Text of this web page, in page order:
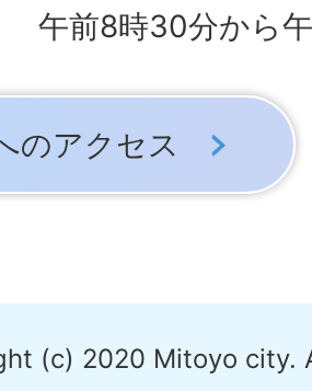
午前8時30分から
のアクセス
(c) 2020 Mitoyo city.